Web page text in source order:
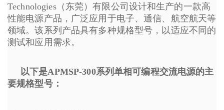
Technologies（东莞）有限公司设计和生产的一款高
性能电源产品，广泛应用于电子、通信、航空航天等
领域。该系列产品具有多种规格型号，以适应不同的
测试和应用需求。
以下是APMSP-300系列单相可编程交流电源的主
要规格型号：